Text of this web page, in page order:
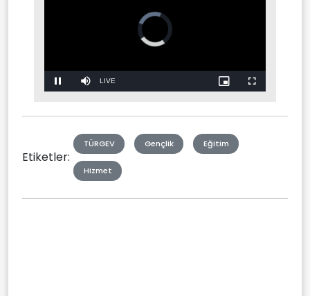
Pause Mute Stream
LIVE
Picture-
in-
Fullscreen
Etiketler:
TÜRGEV Gençlik Eğitim
Hizmet